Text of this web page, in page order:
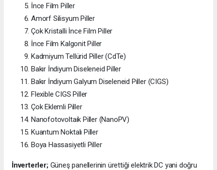
İnce Film Piller
Amorf Silisyum Piller
Çok Kristalli İnce Film Piller
İnce Film Kalgonit Piller
Kadmiyum Tellürid Piller (CdTe)
Bakır İndiyum Diseleneid Piller
Bakır İndiyum Galyum Diseleneid Piller (CIGS)
Flexible CIGS Piller
Çok Eklemli Piller
Nanofotovoltaik Piller (NanoPV)
Kuantum Noktalı Piller
Boya Hassasiyetli Piller
İnverterler;Güneş panellerinin ürettiği elektrik DC yani doğru